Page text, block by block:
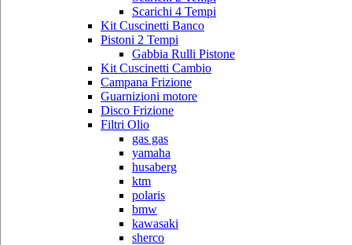
Scarichi 4 Tempi
Kit Cuscinetti Banco
Pistoni 2 Tempi
Gabbia Rulli Pistone
Kit Cuscinetti Cambio
Campana Frizione
Guarnizioni motore
Disco Frizione
Filtri Olio
gas gas
yamaha
husaberg
ktm
polaris
bmw
kawasaki
sherco